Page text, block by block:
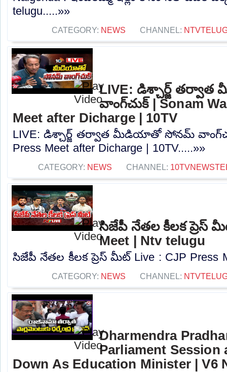
telugu.....»»
CATEGORY: NEWS CHANNEL:
LIVE: డిశ్చార్జ్
వాంగ్‌చుక్ | Sonam
Meet after Dicharge | 10TV
LIVE: డిశ్చార్జ్ తర్వాత మీడియాతో సోనమ్
Press Meet after Dicharge | 10TV.....»»
CATEGORY: NEWS CHANNEL:
సిజేపీ నేతల కీలక ప్రెస్
Meet | Ntv telugu
సిజేపీ నేతల కీలక ప్రెస్ మీట్ Live : CJP Press
CATEGORY: NEWS CHANNEL:
Dharmendra
Parliament Session
Down As Education Minister | V6